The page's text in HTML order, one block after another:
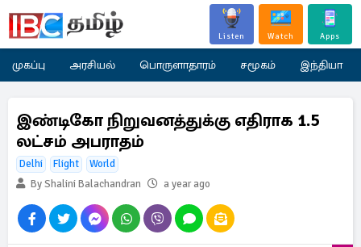
Listen Watch Apps
முகப்பு அரசியல் பொருளாதாரம் சமூகம் இந்தியா
இண்டிகோ நிறுவனத்துக்கு எதிராக 1.5
லட்சம் அபராதம்
Delhi Flight
World
By Shalini Balachandran
a year ago